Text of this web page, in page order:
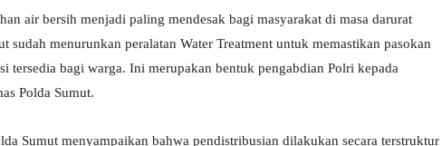
air bersih menjadi paling mendesak bagi masyarakat di masa darurat
sudah menurunkan peralatan Water Treatment untuk memastikan pasokan
tersedia bagi warga. Ini merupakan bentuk pengabdian Polri kepada
Polda Sumut.
Sumut menyampaikan bahwa pendistribusian dilakukan secara terstruktur